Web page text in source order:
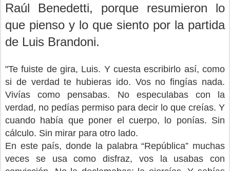
Raúl Benedetti, porque resumieron lo
que pienso y lo que siento por la partida
de Luis Brandoni.
"Te fuiste de gira, Luis. Y cuesta escribirlo así, como
si de verdad te hubieras ido. Vos no fingías nada.
Vivías como pensabas. No especulabas con la
verdad, no pedías permiso para decir lo que creías. Y
cuando había que poner el cuerpo, lo ponías. Sin
cálculo. Sin mirar para otro lado.
En este país, donde la palabra “República” muchas
veces se usa como disfraz, vos la usabas con